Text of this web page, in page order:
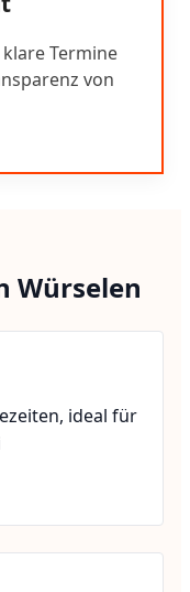
Termine
von
Würselen
ideal für